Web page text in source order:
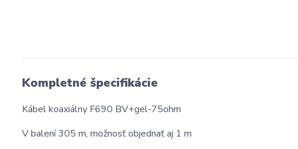
Kompletné špecifikácie
Kábel koaxiálny F690 BV+gel-75ohm
V balení 305 m, možnosť objednať aj 1 m